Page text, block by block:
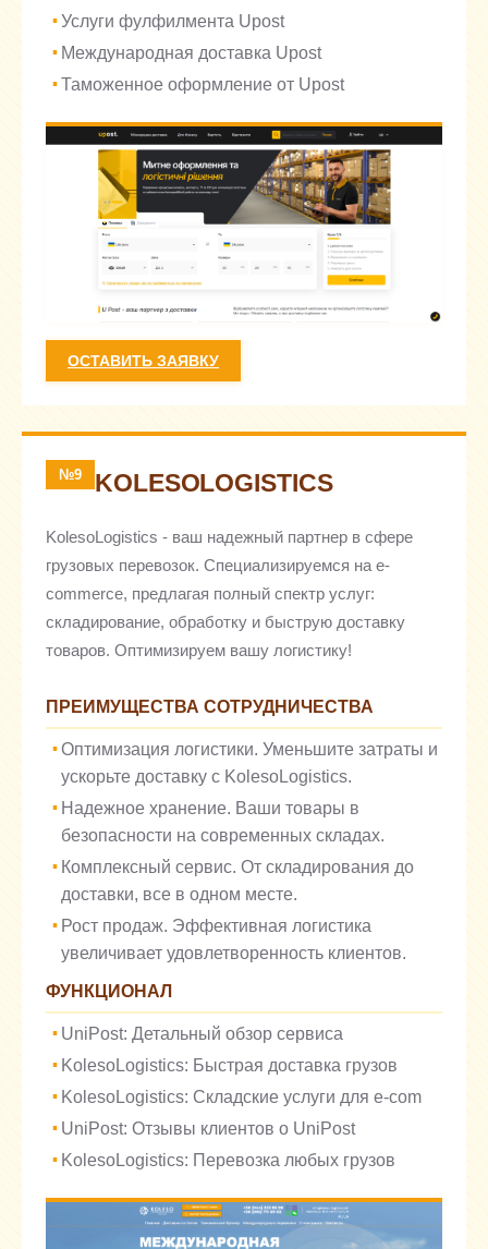
Услуги фулфилмента Upost
Международная доставка Upost
Таможенное оформление от Upost
ОСТАВИТЬ ЗАЯВКУ
№9 KOLESOLOGISTICS
KolesoLogistics - ваш надежный партнер в сфере
грузовых перевозок. Специализируемся на e-
commerce, предлагая полный спектр услуг:
складирование, обработку и быструю доставку
товаров. Оптимизируем вашу логистику!
ПРЕИМУЩЕСТВА СОТРУДНИЧЕСТВА
Оптимизация логистики. Уменьшите затраты и
ускорьте доставку с KolesoLogistics.
Надежное хранение. Ваши товары в
безопасности на современных складах.
Комплексный сервис. От складирования до
доставки, все в одном месте.
Рост продаж. Эффективная логистика
увеличивает удовлетворенность клиентов.
ФУНКЦИОНАЛ
UniPost: Детальный обзор сервиса
KolesoLogistics: Быстрая доставка грузов
KolesoLogistics: Складские услуги для e-com
UniPost: Отзывы клиентов о UniPost
KolesoLogistics: Перевозка любых грузов